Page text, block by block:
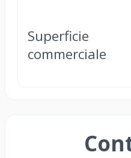
Superficie
commerciale